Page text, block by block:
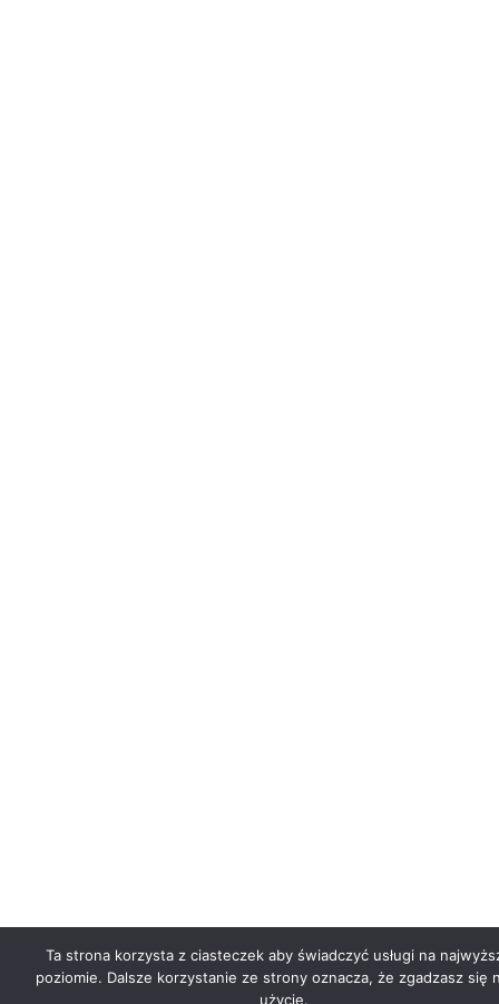
Ta strona korzysta z ciasteczek aby świadczyć usługi na
poziomie. Dalsze korzystanie ze strony oznacza, że zgadzasz się
użycie.